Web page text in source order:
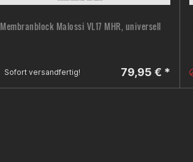
Membranblock Malossi VL17 MHR, universell
Sofort versandfertig! 79,95 € *